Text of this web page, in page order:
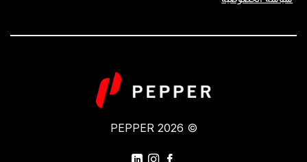
© 2026 PEPPER